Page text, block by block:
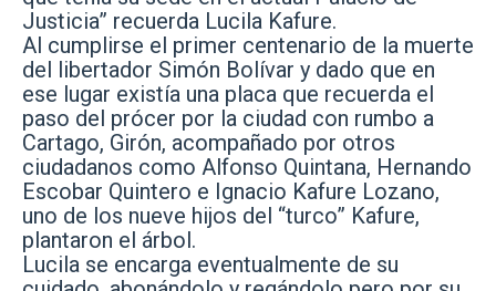
Justicia” recuerda Lucila Kafure.
Al cumplirse el primer centenario de la muerte
del libertador Simón Bolívar y dado que en
ese lugar existía una placa que recuerda el
paso del prócer por la ciudad con rumbo a
Cartago, Girón, acompañado por otros
ciudadanos como Alfonso Quintana, Hernando
Escobar Quintero e Ignacio Kafure Lozano,
uno de los nueve hijos del “turco” Kafure,
plantaron el árbol.
Lucila se encarga eventualmente de su